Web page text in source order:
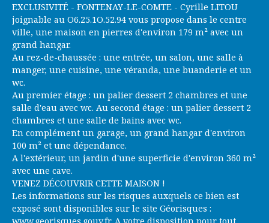
EXCLUSIVITÉ - FONTENAY-LE-COMTE - Cyrille LITOU
joignable au O6.25.1O.52.94 vous propose dans le centre
ville, une maison en pierres d'environ 179 m² avec un
grand hangar.
Au rez-de-chaussée : une entrée, un salon, une salle à
manger, une cuisine, une véranda, une buanderie et un
wc.
Au premier étage : un palier dessert 2 chambres et une
salle d'eau avec wc. Au second étage : un palier dessert 2
chambres et une salle de bains avec wc.
En complément un garage, un grand hangar d'environ
100 m² et une dépendance.
A l'extérieur, un jardin d'une superficie d'environ 360 m²
avec une cave.
VENEZ DÉCOUVRIR CETTE MAISON !
Les informations sur les risques auxquels ce bien est
exposé sont disponibles sur le site Géorisques :
www.georisques.gouv.fr. A votre disposition pour tout